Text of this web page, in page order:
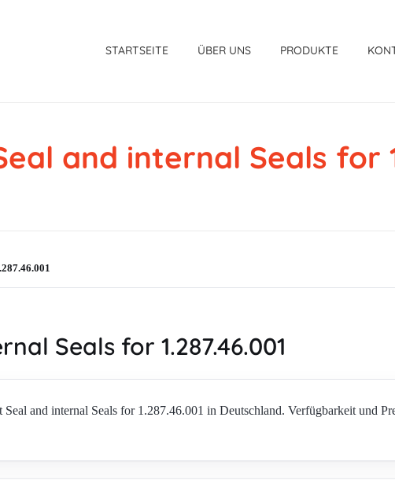
STARTSEITE ÜBER UNS PRODUKTE
and internal Seals for
Seals for 1.287.46.001
and internal Seals for 1.287.46.001 in Deutschland. Verfügbarkeit und